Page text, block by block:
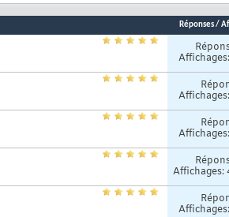
RSS
de
forum
Réponses/
Affichages: